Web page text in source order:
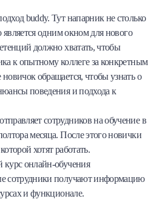
buddy. Тут напарник не столько
является одним окном для нового
должно хватать, чтобы
к опытному коллеге за конкретным
обращается, чтобы узнать о
поведения и подхода к
сотрудников на обучение в
месяца. После этого новички
хотят работать.
курс онлайн-обучения
сотрудники получают информацию
и функционале.